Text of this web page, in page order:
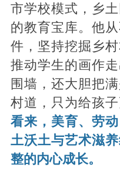
市学校模式，乡
的教育宝库。他
件，坚持挖掘乡
推动学生的画作
围墙，还大胆把
村道，只为给孩
看来，美育、劳
土沃土与艺术滋
整的内心成长。